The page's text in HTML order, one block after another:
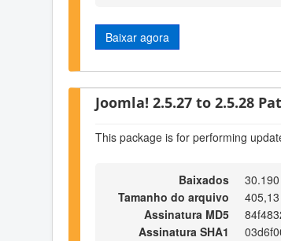
Baixar agora
Joomla! 2.5.27 to 2.5.28
This package is for performing
Baixados
Tamanho do arquivo
Assinatura MD5
Assinatura SHA1